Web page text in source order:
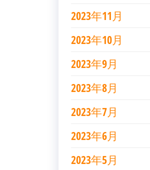
2023年11月
2023年10月
2023年9月
2023年8月
2023年7月
2023年6月
2023年5月